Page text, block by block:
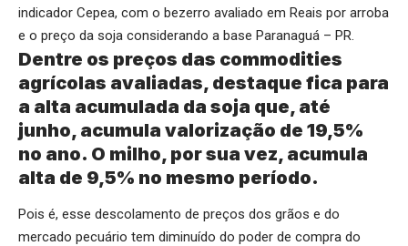
indicador Cepea, com o bezerro avaliado em Reais por arroba
e o preço da soja considerando a base Paranaguá – PR.
Dentre os preços das commodities
agrícolas avaliadas, destaque fica para
a alta acumulada da soja que, até
junho, acumula valorização de 19,5%
no ano. O milho, por sua vez, acumula
alta de 9,5% no mesmo período.
Pois é, esse descolamento de preços dos grãos e do
mercado pecuário tem diminuído do poder de compra do